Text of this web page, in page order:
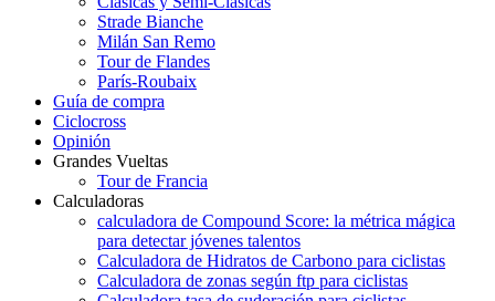
Strade Bianche
Milán San Remo
Tour de Flandes
París-Roubaix
Guía de compra
Ciclocross
Opinión
Grandes Vueltas
Tour de Francia
Calculadoras
calculadora de Compound Score: la métrica mágica
para detectar jóvenes talentos
Calculadora de Hidratos de Carbono para ciclistas
Calculadora de zonas según ftp para ciclistas